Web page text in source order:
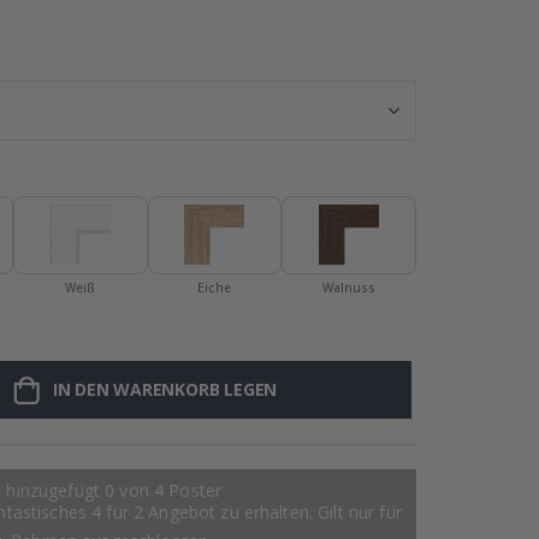
Weiß Eiche Walnuss
IN DEN WARENKORB LEGEN
hinzugefügt 0 von 4 Poster
4 für 2 Angebot zu erhalten. Gilt nur für